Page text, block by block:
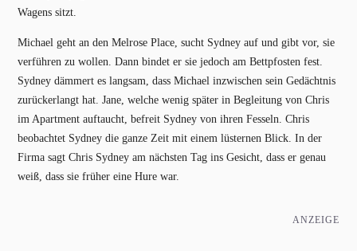
Wagens sitzt.
Michael geht an den Melrose Place, sucht Sydney auf und gibt vor, sie
verführen zu wollen. Dann bindet er sie jedoch am Bettpfosten fest.
Sydney dämmert es langsam, dass Michael inzwischen sein Gedächtnis
zurückerlangt hat. Jane, welche wenig später in Begleitung von Chris
im Apartment auftaucht, befreit Sydney von ihren Fesseln. Chris
beobachtet Sydney die ganze Zeit mit einem lüsternen Blick. In der
Firma sagt Chris Sydney am nächsten Tag ins Gesicht, dass er genau
weiß, dass sie früher eine Hure war.
ANZEIGE